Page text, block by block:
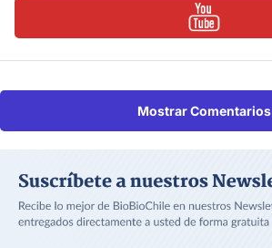
Mostrar Comentarios